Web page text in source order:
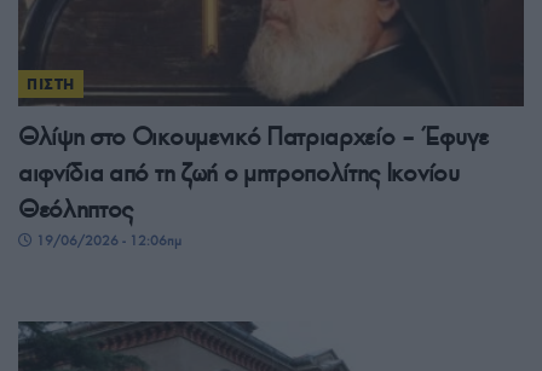
ΠΙΣΤΗ
Θλίψη στο Οικουμενικό Πατριαρχείο – Έφυγε
αιφνίδια από τη ζωή ο μητροπολίτης Ικονίου
Θεόληπτος
19/06/2026 - 12:06πμ